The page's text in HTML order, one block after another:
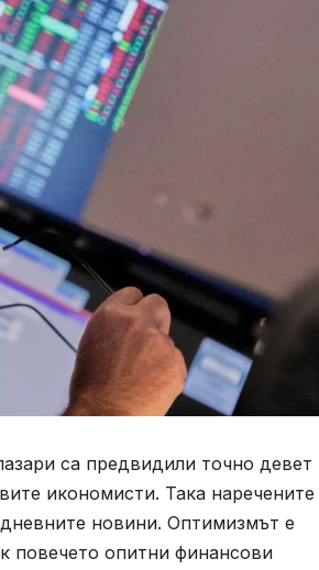
са предвидили точно девет
икономисти. Така наречените
новини. Оптимизмът е
повечето опитни финансови